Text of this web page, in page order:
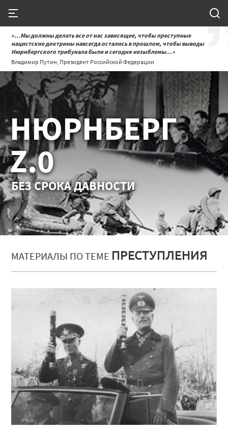
«...Мы должны делать все от нас зависящее, чтобы преступные
нацистские доктрины навсегда остались в прошлом, чтобы выводы
Нюрнбергского трибунала были и сегодня незыблемы...»
Владимир Путин, Президент Российской Федерации
НЮРНБЕРГ
Z.0
БЕЗ СРОКА ДАВНОСТИ
МАТЕРИАЛЫ ПО ТЕМЕ ПРЕСТУПЛЕНИЯ